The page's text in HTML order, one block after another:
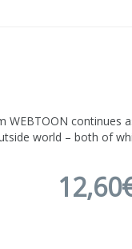
continues
world – both of